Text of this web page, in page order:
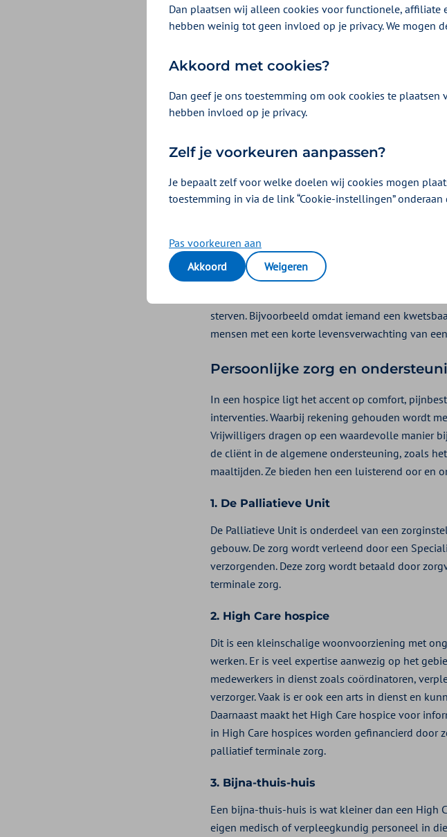
moeten we koesteren.
Een rustige, huiselijke en
sterven. Bijvoorbeeld omdat iemand een
mensen met een korte levensverwachting van
Persoonlijke zorg en
In een hospice ligt het accent op comfort,
interventies. Waarbij rekening gehouden wordt
Vrijwilligers dragen op een waardevolle manier
de cliënt in de algemene ondersteuning, zoals
maaltijden. Ze bieden hen een luisterend oor en
1. De Palliatieve Unit
De Palliatieve Unit is onderdeel van een
gebouw. De zorg wordt verleend door een
verzorgenden. Deze zorg wordt betaald door
terminale zorg.
2. High Care hospice
Dit is een kleinschalige woonvoorziening met
werken. Er is veel expertise aanwezig op het
medewerkers in dienst zoals coördinatoren,
verzorger. Vaak is er ook een arts in dienst en
Daarnaast maakt het High Care hospice voor
in High Care hospices worden gefinancierd door
palliatief terminale zorg.
3. Bijna-thuis-huis
Een bijna-thuis-huis is wat kleiner dan een High
eigen medisch of verpleegkundig personeel in
Dan plaatsen wij alleen cookies voor functionele, affiliate
hebben weinig tot geen invloed op je privacy. We mogen
Akkoord met cookies?
Dan geef je ons toestemming om ook cookies te
hebben invloed op je privacy.
Zelf je voorkeuren aanpassen?
Je bepaalt zelf voor welke doelen wij cookies mogen
toestemming in via de link “Cookie-instellingen” onderaan
Pas voorkeuren aan
Akkoord
Weigeren